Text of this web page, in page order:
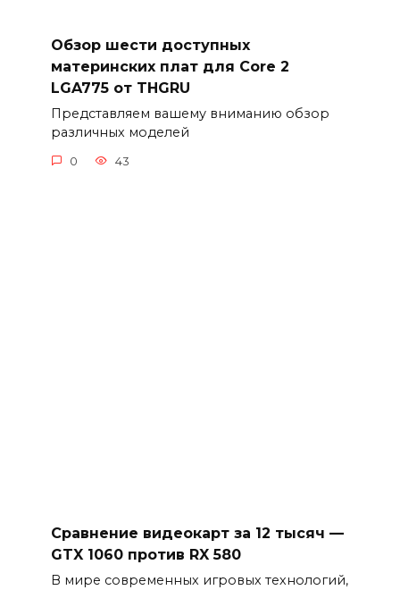
Обзор шести доступных
материнских плат для Core 2
LGA775 от THGRU
Представляем вашему вниманию обзор
различных моделей
0 43
Сравнение видеокарт за 12 тысяч —
GTX 1060 против RX 580
В мире современных игровых технологий,